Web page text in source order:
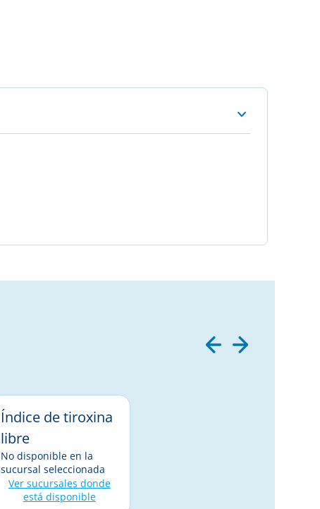
Índice de tiroxina
libre
No disponible en la
sucursal seleccionada
Ver sucursales donde
está disponible